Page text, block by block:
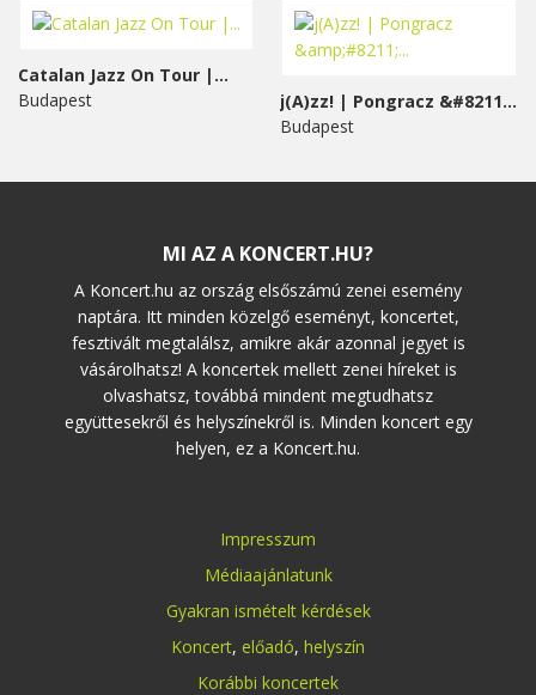
Catalan Jazz On Tour |...
Budapest
j(A)zz! | Pongracz &#8211;...
Budapest
MI AZ A KONCERT.HU?
A Koncert.hu az ország elsőszámú zenei esemény
naptára. Itt minden közelgő eseményt, koncertet,
fesztivált megtalálsz, amikre akár azonnal jegyet is
vásárolhatsz! A koncertek mellett zenei híreket is
olvashatsz, továbbá mindent megtudhatsz
együttesekről és helyszínekről is. Minden koncert egy
helyen, ez a Koncert.hu.
Impresszum
Médiaajánlatunk
Gyakran ismételt kérdések
Koncert, előadó, helyszín
Korábbi koncertek